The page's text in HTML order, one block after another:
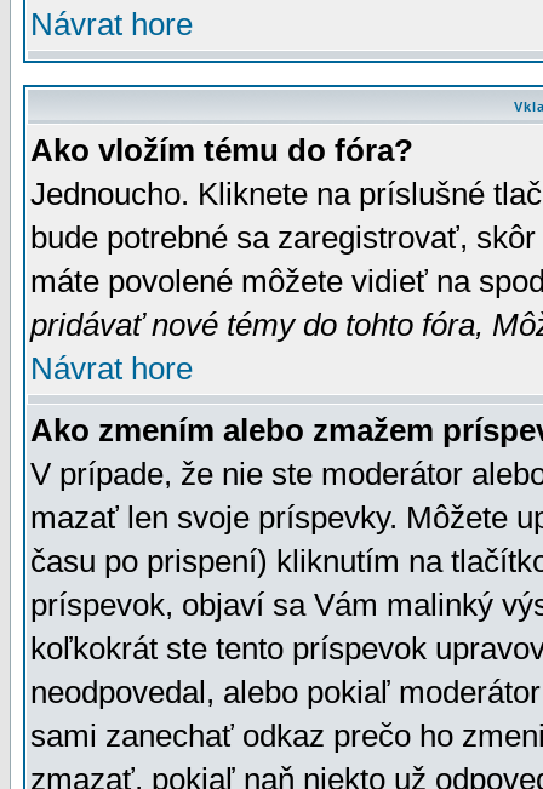
Návrat hore
Ako vložím tému do fóra?
Jednoucho. Kliknete na príslušné
bude potrebné sa zaregistrovať,
máte povolené môžete vidieť na
pridávať nové témy do tohto fóra,
Návrat hore
Ako zmením alebo zmažem
V prípade, že nie ste moderátor
mazať len svoje príspevky. Môžete
času po prispení) kliknutím na
príspevok, objaví sa Vám malinký
koľkokrát ste tento príspevok
neodpovedal, alebo pokiaľ
sami zanechať odkaz prečo ho
zmazať, pokiaľ naň niekto už